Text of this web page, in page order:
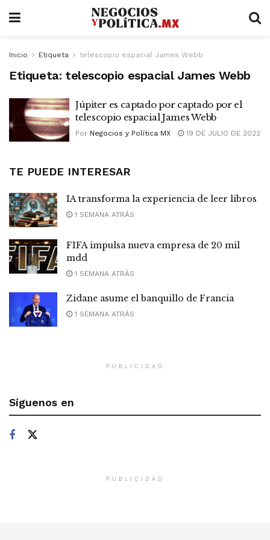
Inicio Etiqueta telescopio espacial James Webb
Etiqueta: telescopio espacial James Webb
Júpiter es captado por captado por el
telescopio espacial James Webb
Por Negocios y Política MX 19 DE JULIO DE 2022
TE PUEDE INTERESAR
IA transforma la experiencia de leer libros
1 SEMANA ATRÁS
FIFA impulsa nueva empresa de 20 mil
mdd
1 SEMANA ATRÁS
Zidane asume el banquillo de Francia
1 SEMANA ATRÁS
PUBLICIDAD
Síguenos en
PUBLICIDAD